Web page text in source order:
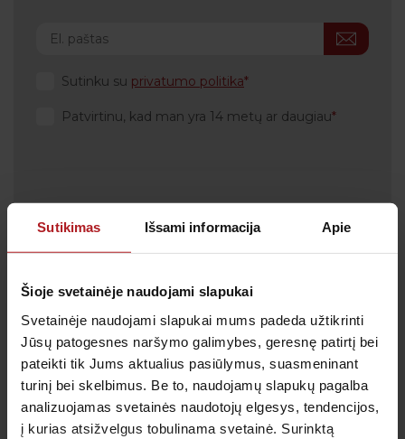
Sutikimas Išsami informacija Apie
Šioje svetainėje naudojami slapukai
Svetainėje naudojami slapukai mums padeda užtikrinti
Jūsų patogesnes naršymo galimybes, geresnę patirtį bei
pateikti tik Jums aktualius pasiūlymus, suasmeninant
turinį bei skelbimus. Be to, naudojamų slapukų pagalba
analizuojamas svetainės naudotojų elgesys, tendencijos,
į kurias atsižvelgus tobulinama svetainė. Surinktą
Sutinku su privatumo politika
Patvirtinu, kad man yra 14 metų ar daugiau
Klientų aptarnavimas
Tel.:+370 700 55 511
apmokestinami pagal Jūsų ryšio operatoriaus
taikomą tarifą.
El. paštas:pagalba@anteja.lt
Darbo laikas:
I-V 7:00 – 19:00